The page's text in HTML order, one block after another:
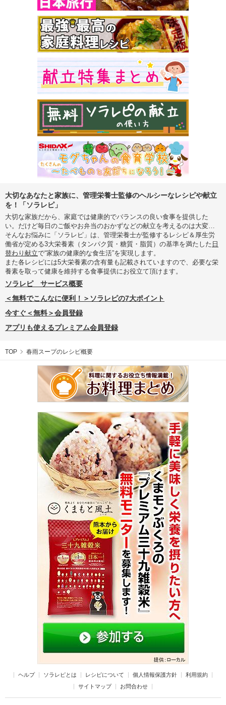
大切なあなたと家族に、管理栄養士監修のヘルシーなレシピや献立
を！「ソラレピ」
大切な家族だから、家庭では健康的でバランスの良い食事を提供した
い。だけど毎日のご飯やお弁当のおかずなどの献立を考えるのは大変…
そんなお悩みに「ソラレピ」は、管理栄養士が監修するレシピ＆厚生労
働省が定める3大栄養素（タンパク質・糖質・脂質）の基準を満たした 日
替わり献立で“家族の健康的な食生活”を実現します。
また各レシピには5大栄養素の含有量も記載されていますので、必要な栄
養素を取って健康を維持する食事提供にお役立て頂けます。
ソラレピ サービス概要
＜無料でこんなに便利！＞ソラレピの7大ポイント
今すぐ＜無料＞会員登録
アプリも使えるプレミアム会員登録
TOP 春雨スープのレシピ概要
ヘルプ ソラレピとは レシピについて 個人情報保護方針
利用規約
サイトマップ
お問合わせ